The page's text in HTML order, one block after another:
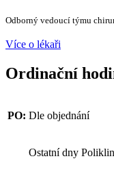
Odborný vedoucí týmu
Více o lékaři
Ordinační
PO: Dle objednání
Ostatní dny